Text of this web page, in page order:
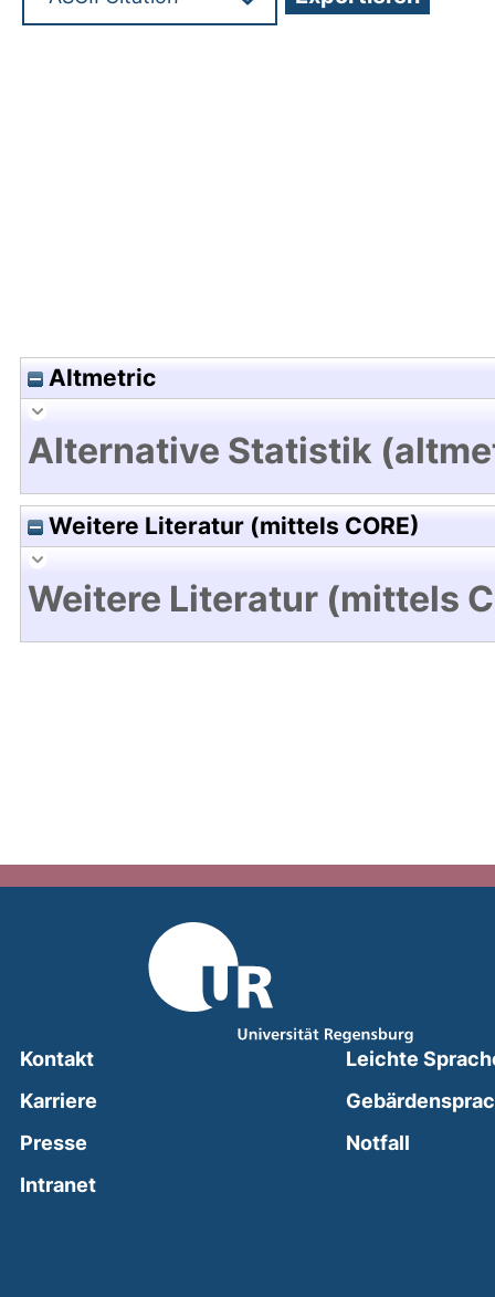
Altmetric
Alternative Statistik
Weitere Literatur (mittels CORE)
Weitere Literatur (mittels
Kontakt
Karriere
Presse
Intranet(external link, opens in a new window)
Leichte
Notfall